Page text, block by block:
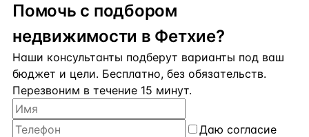
Помочь с подбором
недвижимости в Фетхие?
Наши консультанты подберут варианты под ваш
бюджет и цели. Бесплатно, без обязательств.
Перезвоним в течение 15 минут.
Даю согласие